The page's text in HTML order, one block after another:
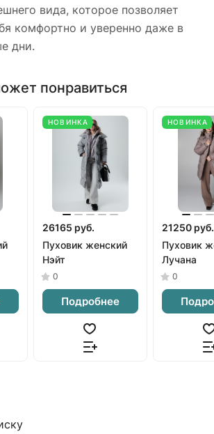
вида, которое позволяет
комфортно и уверенно даже в
дни.
понравиться
НОВИНКА
26165 руб.
Пуховик женский
Нэйт
0
Подробнее
НОВИНКА
21250 руб.
Пуховик
Лучана
0